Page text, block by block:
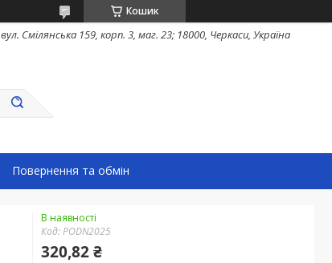
Кошик
вул. Смілянська 159, корп. 3, маг. 23; 18000, Черкаси, Україна
Повернення та обмін
В наявності
Код:PODN2025
320,82 ₴